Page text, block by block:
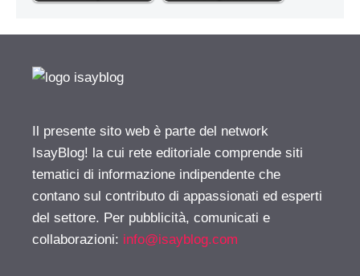
Il presente sito web è parte del network
IsayBlog! la cui rete editoriale comprende siti
tematici di informazione indipendente che
contano sul contributo di appassionati ed esperti
del settore. Per pubblicità, comunicati e
collaborazioni: info@isayblog.com